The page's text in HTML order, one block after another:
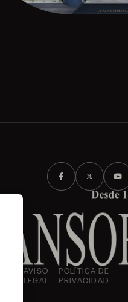
AVISO
LEGAL
POLÍTICA DE
PRIVACIDAD